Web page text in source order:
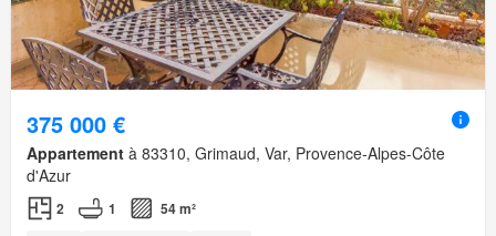
375 000 €
Appartement à 83310, Grimaud, Var, Provence-Alpes-Côte
d'Azur
2 1 54 m²